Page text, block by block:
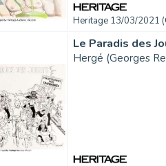
Heritage 13/03/2021
Hergé (Georges